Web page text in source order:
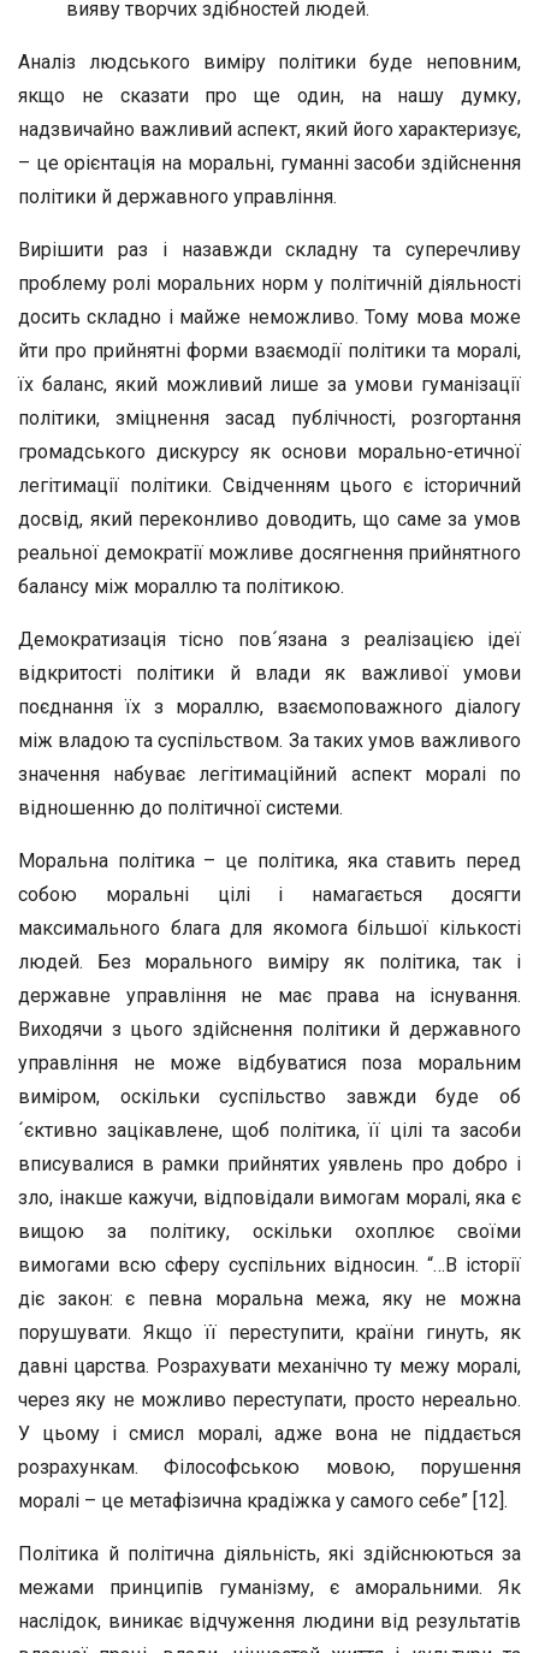
вияву творчих здібностей людей.
Аналіз людського виміру політики буде неповним,
якщо не сказати про ще один, на нашу думку,
надзвичайно важливий аспект, який його характеризує,
– це орієнтація на моральні, гуманні засоби здійснення
політики й державного управління.
Вирішити раз і назавжди складну та суперечливу
проблему ролі моральних норм у політичній діяльності
досить складно і майже неможливо. Тому мова може
йти про прийнятні форми взаємодії політики та моралі,
їх баланс, який можливий лише за умови гуманізації
політики, зміцнення засад публічності, розгортання
громадського дискурсу як основи морально-етичної
легітимації політики. Свідченням цього є історичний
досвід, який переконливо доводить, що саме за умов
реальної демократії можливе досягнення прийнятного
балансу між мораллю та політикою.
Демократизація тісно пов´язана з реалізацією ідеї
відкритості політики й влади як важливої умови
поєднання їх з мораллю, взаємоповажного діалогу
між владою та суспільством. За таких умов важливого
значення набуває легітимаційний аспект моралі по
відношенню до політичної системи.
Моральна політика – це політика, яка ставить перед
собою моральні цілі і намагається досягти
максимального блага для якомога більшої кількості
людей. Без морального виміру як політика, так і
державне управління не має права на існування.
Виходячи з цього здійснення політики й державного
управління не може відбуватися поза моральним
виміром, оскільки суспільство завжди буде об
´єктивно зацікавлене, щоб політика, її цілі та засоби
вписувалися в рамки прийнятих уявлень про добро і
зло, інакше кажучи, відповідали вимогам моралі, яка є
вищою за політику, оскільки охоплює своїми
вимогами всю сферу суспільних відносин. “…В історії
діє закон: є певна моральна межа, яку не можна
порушувати. Якщо її переступити, країни гинуть, як
давні царства. Розрахувати механічно ту межу моралі,
через яку не можливо переступати, просто нереально.
У цьому і смисл моралі, адже вона не піддається
розрахункам. Філософською мовою, порушення
моралі – це метафізична крадіжка у самого себе” [12].
Політика й політична діяльність, які здійснюються за
межами принципів гуманізму, є аморальними. Як
наслідок, виникає відчуження людини від результатів